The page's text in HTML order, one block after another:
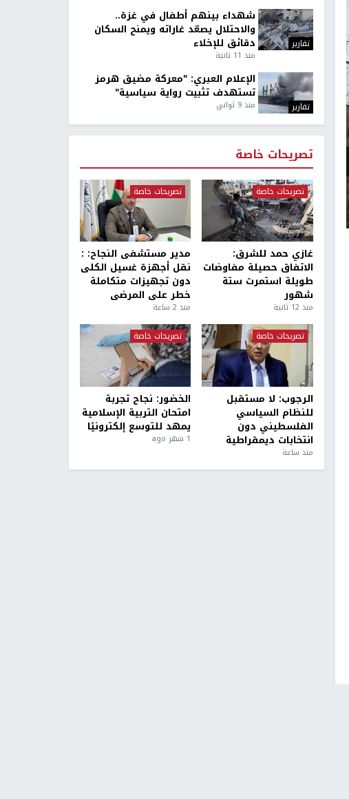
تقارير
شهداء بينهم أطفال في غزة..
والاحتلال يصعّد غاراته ويمنح السكان
دقائق للإخلاء
منذ 11 ثانية
تقارير
الإعلام العبري: "معركة مضيق هرمز
تستهدف تثبيت رواية سياسية"
منذ 9 ثواني
تصريحات خاصة
تصريحات خاصة
غازي حمد للشرق:
الاتفاق حصيلة مفاوضات
طويلة استمرت ستة
شهور
منذ 12 ثانية
تصريحات خاصة
مدير مستشفى النجاح: :
نقل أجهزة غسيل الكلى
دون تجهيزات متكاملة
خطر على المرضى
منذ 2 ساعة
تصريحات خاصة
الرجوب: لا مستقبل
للنظام السياسي
الفلسطيني دون
انتخابات ديمقراطية
منذ ساعة
تصريحات خاصة
الخضور: نجاح تجربة
امتحان التربية الإسلامية
يمهد للتوسع إلكترونيًا
1 شهر ago